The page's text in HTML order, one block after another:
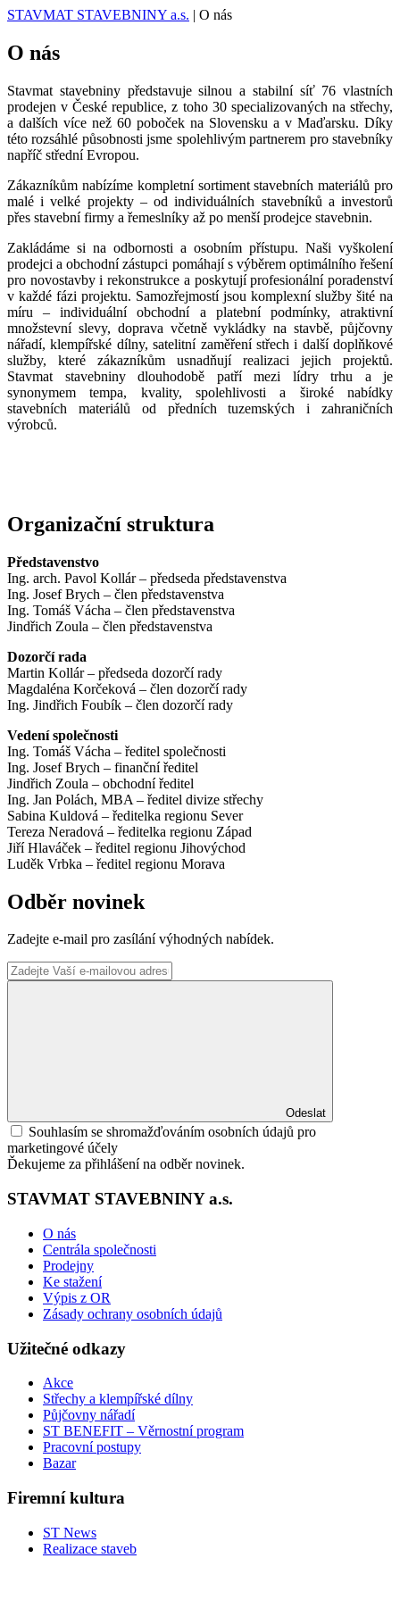
STAVMAT STAVEBNINY a.s. | O nás
O nás
Stavmat stavebniny představuje silnou a stabilní síť 76 vlastních
prodejen v České republice, z toho 30 specializovaných na střechy,
a dalších více než 60 poboček na Slovensku a v Maďarsku. Díky
této rozsáhlé působnosti jsme spolehlivým partnerem pro stavebníky
napříč střední Evropou.
Zákazníkům nabízíme kompletní sortiment stavebních materiálů pro
malé i velké projekty – od individuálních stavebníků a investorů
přes stavební firmy a řemeslníky až po menší prodejce stavebnin.
Zakládáme si na odbornosti a osobním přístupu. Naši vyškolení
prodejci a obchodní zástupci pomáhají s výběrem optimálního řešení
pro novostavby i rekonstrukce a poskytují profesionální poradenství
v každé fázi projektu. Samozřejmostí jsou komplexní služby šité na
míru – individuální obchodní a platební podmínky, atraktivní
množstevní slevy, doprava včetně vykládky na stavbě, půjčovny
nářadí, klempířské dílny, satelitní zaměření střech i další doplňkové
služby, které zákazníkům usnadňují realizaci jejich projektů.
Stavmat stavebniny dlouhodobě patří mezi lídry trhu a je
synonymem tempa, kvality, spolehlivosti a široké nabídky
stavebních materiálů od předních tuzemských i zahraničních
výrobců.
Organizační struktura
Představenstvo
Ing. arch. Pavol Kollár – předseda představenstva
Ing. Josef Brych – člen představenstva
Ing. Tomáš Vácha – člen představenstva
Jindřich Zoula – člen představenstva
Dozorčí rada
Martin Kollár – předseda dozorčí rady
Magdaléna Korčeková – člen dozorčí rady
Ing. Jindřich Foubík – člen dozorčí rady
Vedení společnosti
Ing. Tomáš Vácha – ředitel společnosti
Ing. Josef Brych – finanční ředitel
Jindřich Zoula – obchodní ředitel
Ing. Jan Polách, MBA – ředitel divize střechy
Sabina Kuldová – ředitelka regionu Sever
Tereza Neradová – ředitelka regionu Západ
Jiří Hlaváček – ředitel regionu Jihovýchod
Luděk Vrbka – ředitel regionu Morava
Odběr novinek
Zadejte e-mail pro zasílání výhodných nabídek.
Odeslat
Souhlasím se shromažďováním osobních údajů pro
marketingové účely
Ďekujeme za přihlášení na odběr novinek.
STAVMAT STAVEBNINY a.s.
O nás
Centrála společnosti
Prodejny
Ke stažení
Výpis z OR
Zásady ochrany osobních údajů
Užitečné odkazy
Akce
Střechy a klempířské dílny
Půjčovny nářadí
ST BENEFIT – Věrnostní program
Pracovní postupy
Bazar
Firemní kultura
ST News
Realizace staveb